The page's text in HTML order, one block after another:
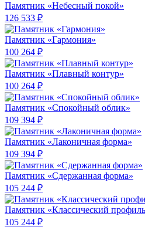
Памятник «Небесный покой»
126 533 ₽
Памятник «Гармония»
100 264 ₽
Памятник «Плавный контур»
100 264 ₽
Памятник «Спокойный облик»
109 394 ₽
Памятник «Лаконичная форма»
109 394 ₽
Памятник «Сдержанная форма»
105 244 ₽
Памятник «Классический
105 244 ₽